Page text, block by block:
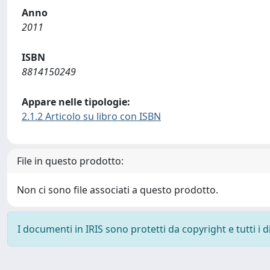
Anno
2011
ISBN
8814150249
Appare nelle tipologie:
2.1.2 Articolo su libro con ISBN
File in questo prodotto:
Non ci sono file associati a questo prodotto.
I documenti in IRIS sono protetti da copyright e tutti i